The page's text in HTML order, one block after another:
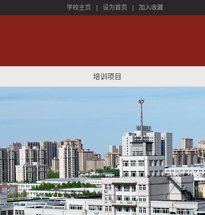
学校主页 设为首页 加入收藏
培训项目